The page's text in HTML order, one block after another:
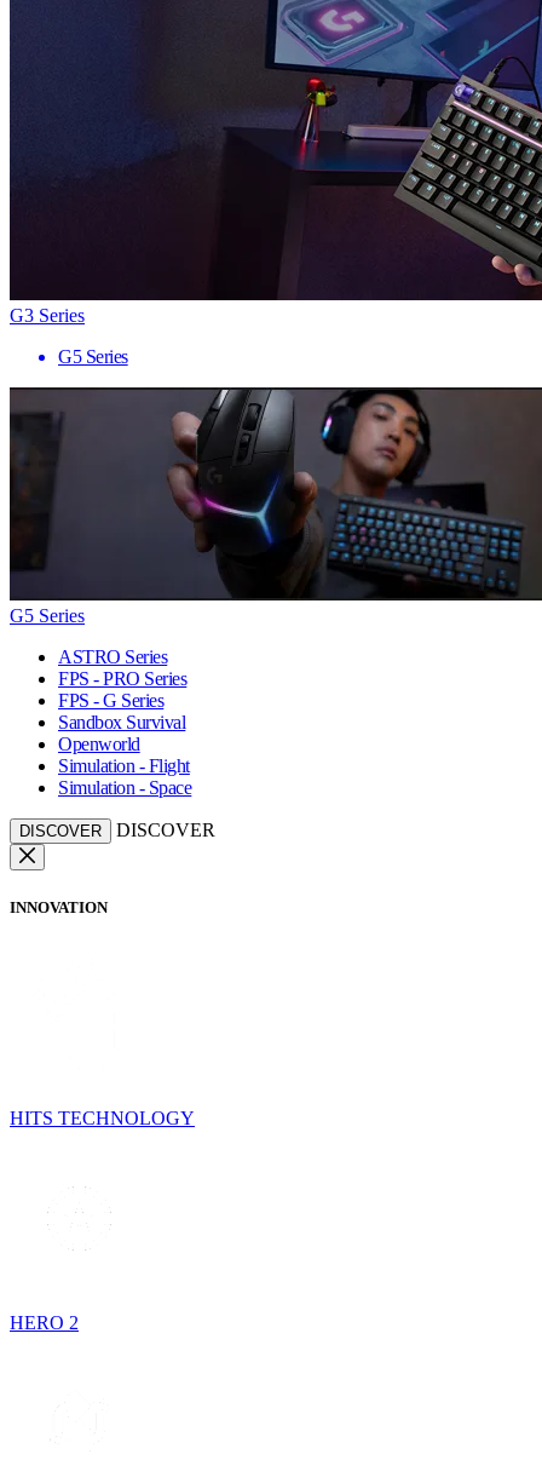
G3 Series
G5 Series
G5 Series
ASTRO Series
FPS - PRO Series
FPS - G Series
Sandbox Survival
Openworld
Simulation - Flight
Simulation - Space
DISCOVER DISCOVER
INNOVATION
HITS TECHNOLOGY
HERO 2